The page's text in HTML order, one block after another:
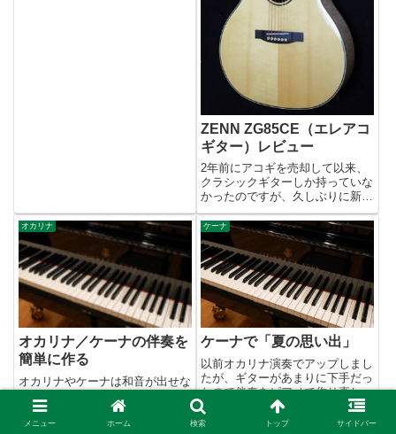
ZENN ZG85CE（エレアコ
ギター）レビュー
2年前にアコギを売却して以来、
クラシックギターしか持っていな
かったのですが、久しぶりに新し
いエレアコを買いました。今回購
入したのは楽器通販大手のサウン
ドハウスがプロデュースする楽器
ブランドZENNのZG85CEという
モデルです。購入にあたっ...
オカリナ
オカリナ／ケーナの伴奏を
簡単に作る
オカリナやケーナは和音が出せな
もソロで吹くと寂しい感じを拭え
ませんね。寂しいというより間が
ケーナ
ケーナで「夏の思い出」
以前オカリナ演奏でアップしまし
たが、ギターがあまりに下手だっ
たので伴奏をピアノで作り直しま
した。(^^;ただし打ち込みなので
表情が全然つけられてません。や
メニュー ホーム 検索 トップ サイドバー